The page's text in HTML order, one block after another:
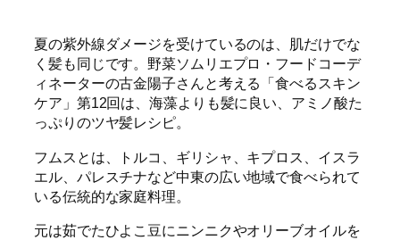
夏の紫外線ダメージを受けているのは、肌だけでな
く髪も同じです。野菜ソムリエプロ・フードコーデ
ィネーターの古金陽子さんと考える「食べるスキン
ケア」第12回は、海藻よりも髪に良い、アミノ酸た
っぷりのツヤ髪レシピ。
フムスとは、トルコ、ギリシャ、キプロス、イスラ
エル、パレスチナなど中東の広い地域で食べられて
いる伝統的な家庭料理。
元は茹でたひよこ豆にニンニクやオリーブオイルを